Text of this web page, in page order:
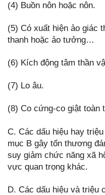
(4) Buồn nôn hoặc nôn.
(5) Có xuất hiện ảo giác
thanh hoặc ảo tưởng…
(6) Kích động tâm thần
(7) Lo âu.
(8) Co cứng-co giật toàn
C. Các dấu hiệu hay
mục B gây tổn thương
suy giảm chức năng xã
vực quan trọng khác.
D. Các dấu hiệu và triệu